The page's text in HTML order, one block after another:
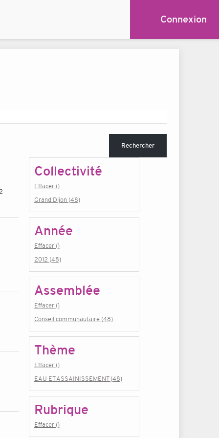
Connexion
Rechercher
Collectivité
Effacer ()
Grand Dijon (48)
Année
Effacer ()
2012 (48)
Assemblée
Effacer ()
Conseil communautaire (48)
Thème
Effacer ()
EAU ET ASSAINISSEMENT (48)
Rubrique
Effacer ()